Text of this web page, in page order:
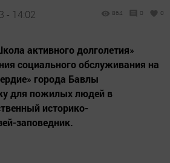
- 14:02 864 0 0
активного долголетия»
социального обслуживания на
города Бавлы
для пожилых людей в
историко-
заповедник.